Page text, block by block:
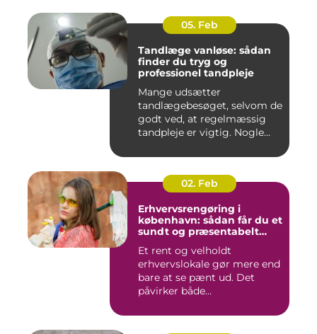
05. Feb
Tandlæge vanløse: sådan
finder du tryg og
professionel tandpleje
Mange udsætter
tandlægebesøget, selvom de
godt ved, at regelmæssig
tandpleje er vigtig. Nogle
02. Feb
Erhvervsrengøring i
københavn: sådan får du et
sundt og præsentabelt
Et rent og velholdt
erhvervslokale gør mere end
bare at se pænt ud. Det
påvirker både